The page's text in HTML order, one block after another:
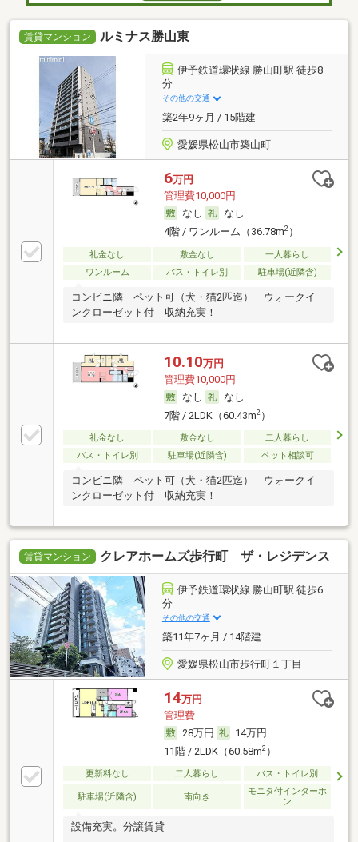
賃貸マンション ルミナス勝山東
伊予鉄道環状線 勝山町駅 徒歩8
分
その他の交通
築2年9ヶ月 / 15階建
愛媛県松山市築山町
6万円
管理費10,000円
なし
なし
4階 / ワンルーム（36.78m2）
礼金なし 敷金なし
一人暮らし
ワンルーム
バス・トイレ別 駐車場(近隣含)
コンビニ隣 ペット可（犬・猫2匹迄） ウォークイ
ンクローゼット付 収納充実！
10.10万円
管理費10,000円
なし
なし
7階 / 2LDK（60.43m2）
礼金なし 敷金なし
二人暮らし
バス・トイレ別
駐車場(近隣含) ペット相談可
コンビニ隣 ペット可（犬・猫2匹迄） ウォークイ
ンクローゼット付 収納充実！
賃貸マンション クレアホームズ歩行町 ザ・レジデンス
伊予鉄道環状線 勝山町駅 徒歩6
分
その他の交通
築11年7ヶ月 / 14階建
愛媛県松山市歩行町１丁目
14万円
管理費-
28万円
14万円
11階 / 2LDK（60.58m2）
更新料なし 二人暮らし バス・トイレ別
駐車場(近隣含) 南向き
モニタ付インターホ
ン
設備充実。分譲賃貸